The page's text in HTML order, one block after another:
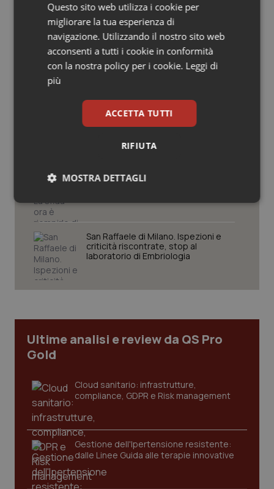
Salute orale & impianti
Sangue & coagulazione
Tiroide
Tumore al seno
Tumori del Polmone & Testa Collo
Tumori gastrointestinali
Ulcera & Reflusso
Vaccini
Marche
Settimana della Scienza dello
Spallanzani: capire la ricerca per
Regione Lombardia scrive al ministro
Schillaci: “Gli attuali indicatori non
Case di comunità. La sfida ora è
San Raffaele di Milano. Ispezioni e
criticità riscontrate, stop al
laboratorio di Embriologia
Ultime analisi e review da QS Pro
Gold
Cloud sanitario: infrastrutture,
compliance, GDPR e Risk management
Gestione dell'Ipertensione resistente:
dalle Linee Guida alle terapie innovative
Questo sito web utilizza i cookie per
migliorare la tua esperienza di
navigazione. Utilizzando il nostro sito web
acconsenti a tutti i cookie in conformità
con la nostra policy per i cookie. Leggi di
più
ACCETTA TUTTI
RIFIUTA
MOSTRA DETTAGLI
Necessari Statistici Marketing
Necessari Statistici Marketing
protette del sito. Il sito web non è in grado di
funzionare correttamente senza questi cookie.
VISITOR_PRIVACY_METADATA
YouTube
.youtube.com